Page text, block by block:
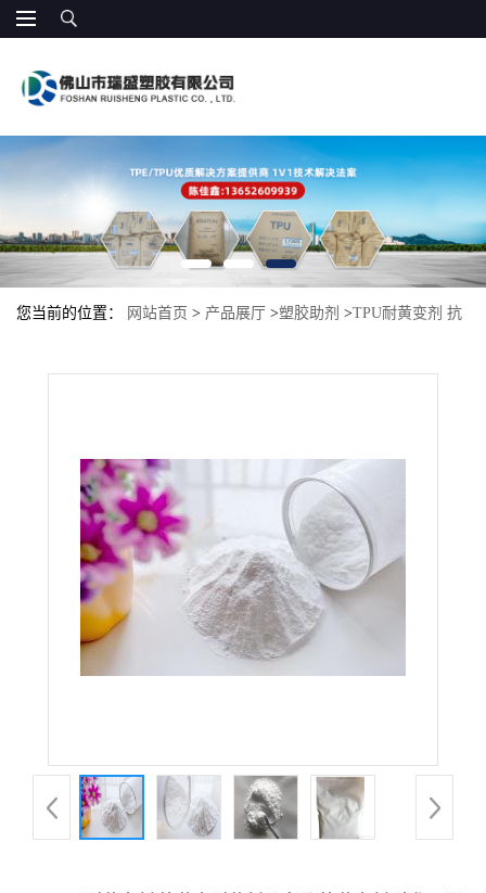
您当前的位置： 网站首页 > 产品展厅 >塑胶助剂 >TPU耐黄变剂 抗